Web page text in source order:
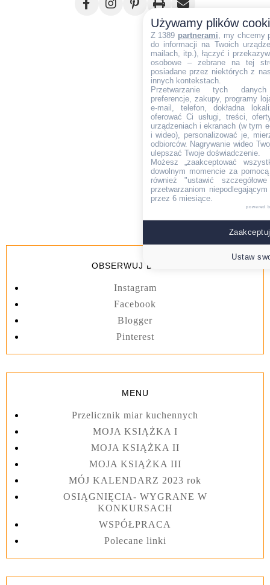
OBSERWUJ BLOGA
Instagram
Facebook
Blogger
Pinterest
MENU
Przelicznik miar kuchennych
MOJA KSIĄŻKA I
MOJA KSIĄŻKA II
MOJA KSIĄŻKA III
MÓJ KALENDARZ 2023 rok
OSIĄGNIĘCIA- WYGRANE W
KONKURSACH
WSPÓŁPRACA
Polecane linki
Używamy plików
Z 1389 partnerami , my chcemy
do informacji na Twoich
mailach, itp.), łączyć i
osobowe – zebrane na tej
posiadane przez niektórych z
innych kontekstach.
Przetwarzanie tych danych
preferencje, zakupy, programy
e-mail, telefon, dokładna
oferować Ci usługi, treści,
urządzeniach i ekranach (w tym
i wideo), personalizować je,
odbiorców. Nagrywanie wideo
ulepszać Twoje doświadczenie.
Możesz „zaakceptować
dowolnym momencie za
również "ustawić
przetwarzaniom
przez 6 miesiące.
powered
Ustaw